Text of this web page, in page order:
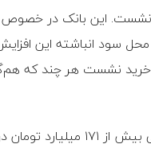
این بانک در خصوص
انباشته این افزایش
خرید نشست هر چند که